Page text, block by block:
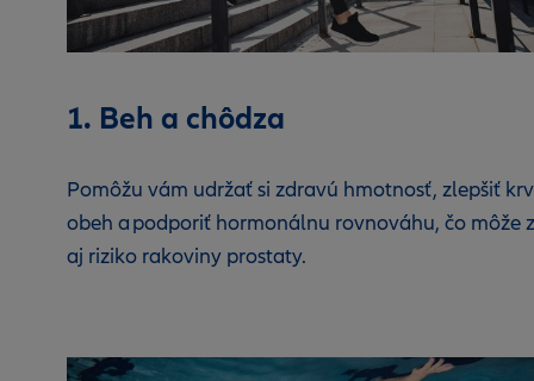
1. Beh a chôdza
Pomôžu vám udržať si zdravú hmotnosť, zlepšiť
obeh a podporiť hormonálnu rovnováhu, čo môže
aj riziko rakoviny prostaty.